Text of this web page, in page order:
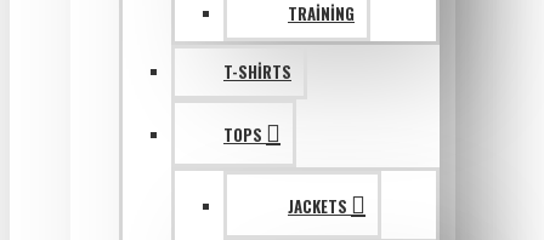
TRAINING
T-SHIRTS
TOPS
JACKETS